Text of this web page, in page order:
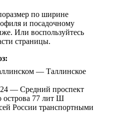
по ширине
и посадочному
Или воспользуйтесь
страницы.
— Таллинское
— Средний проспект
острова 77 лит Ш
России транспортными